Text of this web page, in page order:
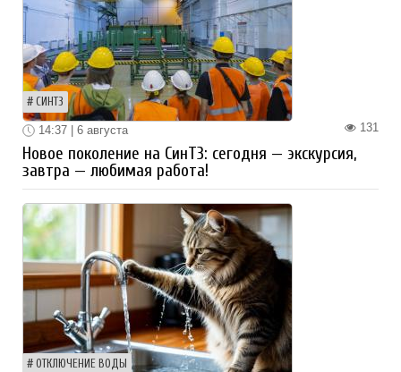
СИНТЗ
131
14:37 | 6 августа
Новое поколение на СинТЗ: сегодня — экскурсия,
завтра — любимая работа!
ОТКЛЮЧЕНИЕ ВОДЫ